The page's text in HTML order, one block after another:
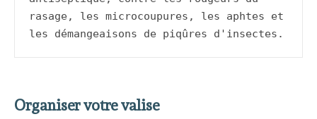
rasage, les microcoupures, les aphtes et
les démangeaisons de piqûres d'insectes.
Organiser votre valise